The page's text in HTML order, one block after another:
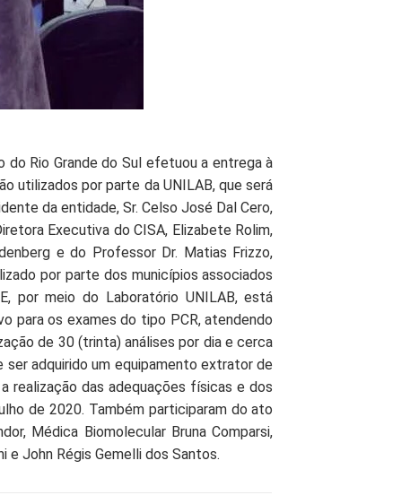
Rio Grande do Sul efetuou a entrega à
utilizados por parte da UNILAB, que será
da entidade, Sr. Celso José Dal Cero,
Executiva do CISA, Elizabete Rolim,
e do Professor Dr. Matias Frizzo,
por parte dos municípios associados
por meio do Laboratório UNILAB, está
para os exames do tipo PCR, atendendo
de 30 (trinta) análises por dia e cerca
ser adquirido um equipamento extrator de
realização das adequações físicas e dos
de 2020. Também participaram do ato
Médica Biomolecular Bruna Comparsi,
e John Régis Gemelli dos Santos.